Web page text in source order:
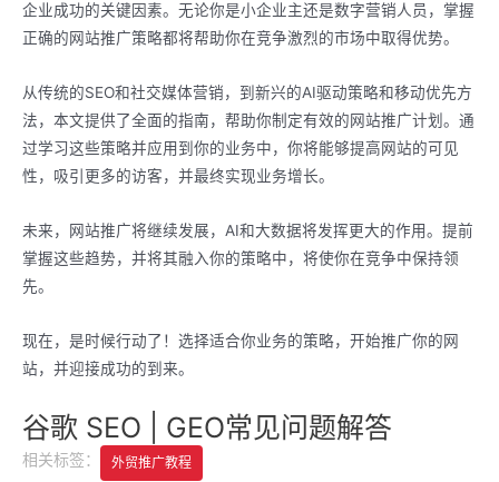
企业成功的关键因素。无论你是小企业主还是数字营销人员，掌握
正确的网站推广策略都将帮助你在竞争激烈的市场中取得优势。
从传统的SEO和社交媒体营销，到新兴的AI驱动策略和移动优先方
法，本文提供了全面的指南，帮助你制定有效的网站推广计划。通
过学习这些策略并应用到你的业务中，你将能够提高网站的可见
性，吸引更多的访客，并最终实现业务增长。
未来，网站推广将继续发展，AI和大数据将发挥更大的作用。提前
掌握这些趋势，并将其融入你的策略中，将使你在竞争中保持领
先。
现在，是时候行动了！选择适合你业务的策略，开始推广你的网
站，并迎接成功的到来。
谷歌 SEO | GEO常见问题解答
相关标签： 外贸推广教程